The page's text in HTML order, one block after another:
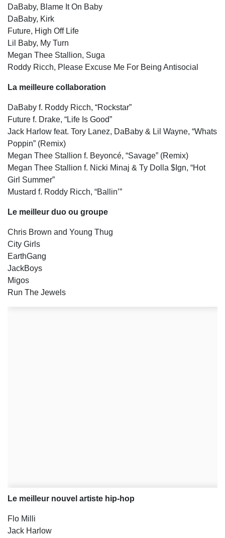
DaBaby, Blame It On Baby
DaBaby, Kirk
Future, High Off Life
Lil Baby, My Turn
Megan Thee Stallion, Suga
Roddy Ricch, Please Excuse Me For Being Antisocial
La meilleure collaboration
DaBaby f. Roddy Ricch, “Rockstar”
Future f. Drake, “Life Is Good”
Jack Harlow feat. Tory Lanez, DaBaby & Lil Wayne, “Whats
Poppin” (Remix)
Megan Thee Stallion f. Beyoncé, “Savage” (Remix)
Megan Thee Stallion f. Nicki Minaj & Ty Dolla $Ign, “Hot
Girl Summer”
Mustard f. Roddy Ricch, “Ballin’”
Le meilleur duo ou groupe
Chris Brown and Young Thug
City Girls
EarthGang
JackBoys
Migos
Run The Jewels
Le meilleur nouvel artiste hip-hop
Flo Milli
Jack Harlow